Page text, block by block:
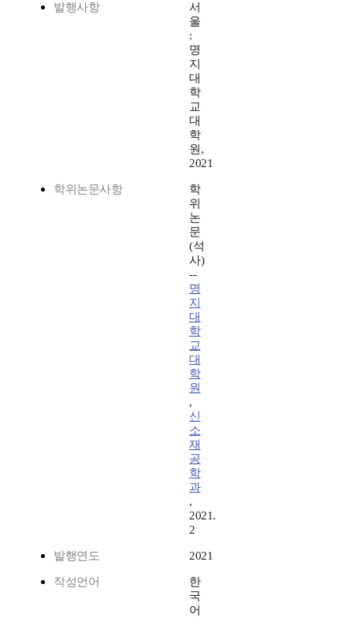
발행사항
서
울
:
명
지
대
학
교
대
학
원,
2021
학위논문사항
학
위
논
문
(석
사)
--
명
지
대
학
교
대
학
원
,
신
소
재
공
학
과
,
2021.
2
발행연도 2021
작성언어
한
국
어